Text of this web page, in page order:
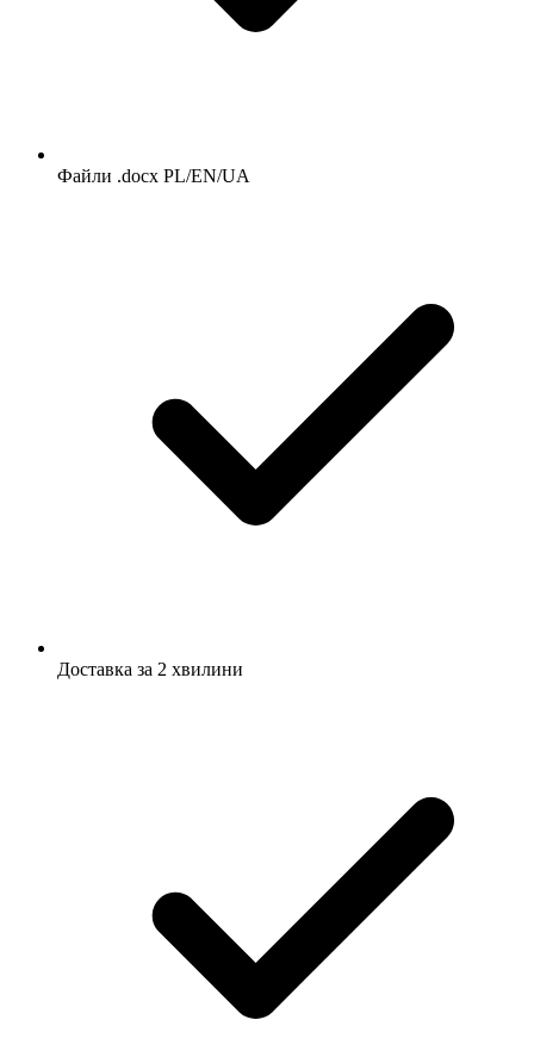
Файли .docx PL/EN/UA
Доставка за 2 хвилини